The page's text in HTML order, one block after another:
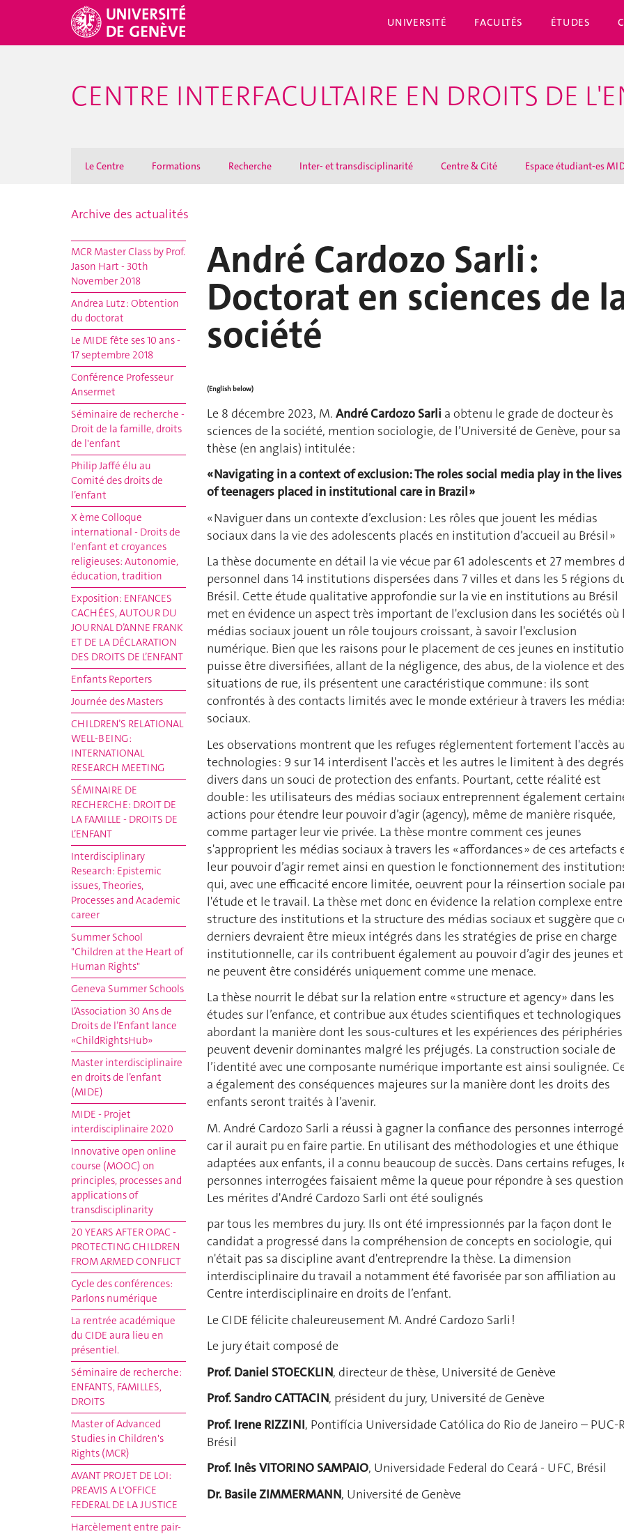
UNIVERSITÉ FACULTÉS ÉTUDES
CENTRE INTERFACULTAIRE EN DROITS DE
Le Centre Formations Recherche Inter- et transdisciplinarité Centre & Cité Espace étudiant-es
Archive des actualités
MCR Master Class by Prof.
Jason Hart - 30th
November 2018
Andrea Lutz : Obtention
du doctorat
Le MIDE fête ses 10 ans -
17 septembre 2018
Conférence Professeur
Ansermet
Séminaire de recherche -
Droit de la famille, droits
de l'enfant
Philip Jaffé élu au
Comité des droits de
l’enfant
X ème Colloque
international - Droits de
l'enfant et croyances
religieuses: Autonomie,
éducation, tradition
Exposition: ENFANCES
CACHÉES, AUTOUR DU
JOURNAL D’ANNE FRANK
ET DE LA DÉCLARATION
DES DROITS DE L’ENFANT
Enfants Reporters
Journée des Masters
CHILDREN’S RELATIONAL
WELL-BEING :
INTERNATIONAL
RESEARCH MEETING
SÉMINAIRE DE
RECHERCHE: DROIT DE
LA FAMILLE - DROITS DE
L’ENFANT
Interdisciplinary
Research: Epistemic
issues, Theories,
Processes and Academic
career
Summer School
"Children at the Heart of
Human Rights"
Geneva Summer Schools
L’Association 30 Ans de
Droits de l’Enfant lance
«ChildRightsHub»
Master interdisciplinaire
en droits de l’enfant
(MIDE)
MIDE - Projet
interdisciplinaire 2020
Innovative open online
course (MOOC) on
principles, processes and
applications of
transdisciplinarity
20 YEARS AFTER OPAC -
PROTECTING CHILDREN
FROM ARMED CONFLICT
Cycle des conférences:
Parlons numérique
La rentrée académique
du CIDE aura lieu en
présentiel.
Séminaire de recherche:
ENFANTS, FAMILLES,
DROITS
Master of Advanced
Studies in Children's
Rights (MCR)
AVANT PROJET DE LOI:
PREAVIS A L'OFFICE
FEDERAL DE LA JUSTICE
Harcèlement entre pair-
André Cardozo Sarli :
Doctorat en sciences de
société
(English below)
Le 8 décembre 2023, M. André Cardozo Sarli a obtenu le grade de docteur ès
sciences de la société, mention sociologie, de l’Université de Genève, pour sa
thèse (en anglais) intitulée :
« Navigating in a context of exclusion: The roles social media play in the lives
of teenagers placed in institutional care in Brazil »
« Naviguer dans un contexte d’exclusion : Les rôles que jouent les médias
sociaux dans la vie des adolescents placés en institution d’accueil au Brésil »
La thèse documente en détail la vie vécue par 61 adolescents et 27 membres
personnel dans 14 institutions dispersées dans 7 villes et dans les 5 régions
Brésil. Cette étude qualitative approfondie sur la vie en institutions au Brésil
met en évidence un aspect très important de l'exclusion dans les sociétés où
médias sociaux jouent un rôle toujours croissant, à savoir l'exclusion
numérique. Bien que les raisons pour le placement de ces jeunes en
puisse être diversifiées, allant de la négligence, des abus, de la violence et des
situations de rue, ils présentent une caractéristique commune : ils sont
confrontés à des contacts limités avec le monde extérieur à travers les
sociaux.
Les observations montrent que les refuges réglementent fortement l'accès
technologies : 9 sur 14 interdisent l'accès et les autres le limitent à des degrés
divers dans un souci de protection des enfants. Pourtant, cette réalité est
double : les utilisateurs des médias sociaux entreprennent également
actions pour étendre leur pouvoir d’agir (agency), même de manière risquée,
comme partager leur vie privée. La thèse montre comment ces jeunes
s'approprient les médias sociaux à travers les « affordances » de ces artefacts
leur pouvoir d’agir remet ainsi en question le fonctionnement des
qui, avec une efficacité encore limitée, oeuvrent pour la réinsertion sociale
l'étude et le travail. La thèse met donc en évidence la relation complexe
structure des institutions et la structure des médias sociaux et suggère que
derniers devraient être mieux intégrés dans les stratégies de prise en charge
institutionnelle, car ils contribuent également au pouvoir d’agir des jeunes et
ne peuvent être considérés uniquement comme une menace.
La thèse nourrit le débat sur la relation entre « structure et agency » dans les
études sur l’enfance, et contribue aux études scientifiques et technologiques
abordant la manière dont les sous-cultures et les expériences des périphéries
peuvent devenir dominantes malgré les préjugés. La construction sociale de
l’identité avec une composante numérique importante est ainsi soulignée.
a également des conséquences majeures sur la manière dont les droits des
enfants seront traités à l’avenir.
M. André Cardozo Sarli a réussi à gagner la confiance des personnes
car il aurait pu en faire partie. En utilisant des méthodologies et une éthique
adaptées aux enfants, il a connu beaucoup de succès. Dans certains refuges,
personnes interrogées faisaient même la queue pour répondre à ses
Les mérites d'André Cardozo Sarli ont été soulignés
par tous les membres du jury. Ils ont été impressionnés par la façon dont le
candidat a progressé dans la compréhension de concepts en sociologie, qui
n'était pas sa discipline avant d'entreprendre la thèse. La dimension
interdisciplinaire du travail a notamment été favorisée par son affiliation au
Centre interdisciplinaire en droits de l’enfant.
Le CIDE félicite chaleureusement M. André Cardozo Sarli !
Le jury était composé de
Prof. Daniel STOECKLIN, directeur de thèse, Université de Genève
Prof. Sandro CATTACIN, président du jury, Université de Genève
Prof. Irene RIZZINI, Pontifícia Universidade Católica do Rio de Janeiro – PUC-
Brésil
Prof. Inês VITORINO SAMPAIO, Universidade Federal do Ceará - UFC, Brésil
Dr. Basile ZIMMERMANN, Université de Genève